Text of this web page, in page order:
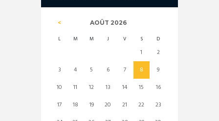
AOÛT 2026
L M M J V S D
1
2
3
4 5 6 7 8
9
10
11 12 13 14 15
16
17
18 19 20 21 22
23